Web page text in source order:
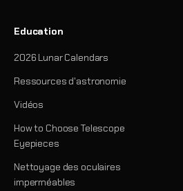
Education
2026 Lunar Calendars
Ressources d'astronomie
Vidéos
How to Choose Telescope
Eyepieces
Nettoyage des oculaires
imperméables